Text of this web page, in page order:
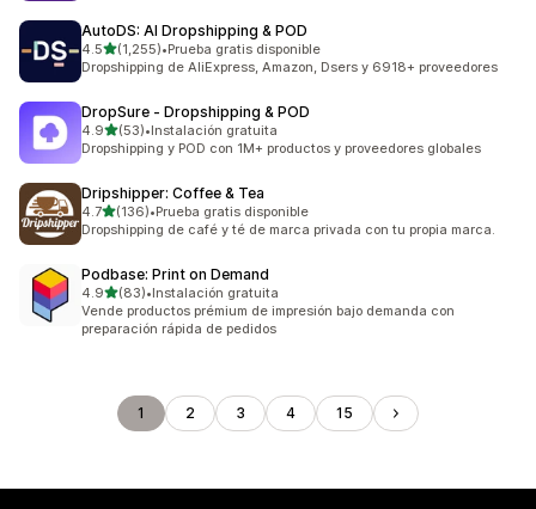
AutoDS: AI Dropshipping & POD
4.5de 5 estrellas
(1,255)
1255 reseñas en total
•Prueba gratis disponible
Dropshipping de AliExpress, Amazon, Dsers y 6918+ proveedores
DropSure ‑ Dropshipping & POD
4.9de 5 estrellas
(53)
53 reseñas en total
•Instalación gratuita
Dropshipping y POD con 1M+ productos y proveedores globales
Dripshipper: Coffee & Tea
4.7de 5 estrellas
(136)
136 reseñas en total
•Prueba gratis disponible
Dropshipping de café y té de marca privada con tu propia marca.
Podbase: Print on Demand
4.9de 5 estrellas
(83)
83 reseñas en total
•Instalación gratuita
Vende productos prémium de impresión bajo demanda con
preparación rápida de pedidos
1 2 3 4 15